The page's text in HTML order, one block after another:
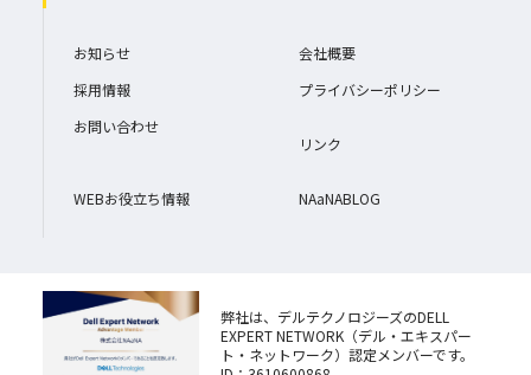
お知らせ
会社概要
採用情報
プライバシーポリシー
お問い合わせ
リンク
WEBお役立ち情報 NAaNABLOG
弊社は、デルテクノロジーズのDELL
EXPERT NETWORK（デル・エキスパー
ト・ネットワーク）認定メンバーです。